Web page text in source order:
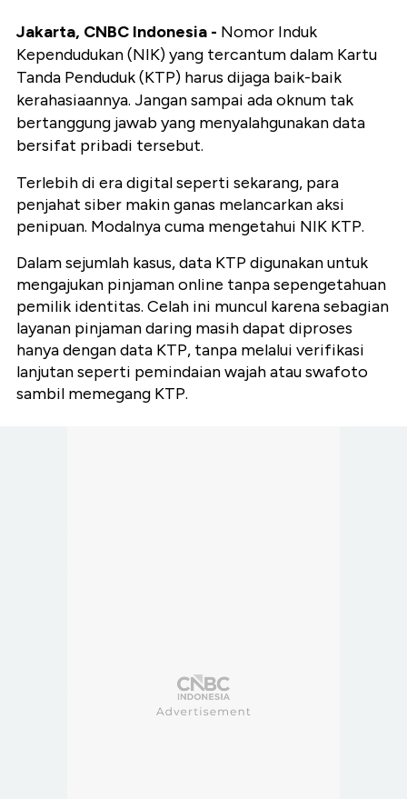
Jakarta, CNBC Indonesia - Nomor Induk
Kependudukan (NIK) yang tercantum dalam Kartu
Tanda Penduduk (KTP) harus dijaga baik-baik
kerahasiaannya. Jangan sampai ada oknum tak
bertanggung jawab yang menyalahgunakan data
bersifat pribadi tersebut.
Terlebih di era digital seperti sekarang, para
penjahat siber makin ganas melancarkan aksi
penipuan. Modalnya cuma mengetahui NIK KTP.
Dalam sejumlah kasus, data KTP digunakan untuk
mengajukan pinjaman online tanpa sepengetahuan
pemilik identitas. Celah ini muncul karena sebagian
layanan pinjaman daring masih dapat diproses
hanya dengan data KTP, tanpa melalui verifikasi
lanjutan seperti pemindaian wajah atau swafoto
sambil memegang KTP.